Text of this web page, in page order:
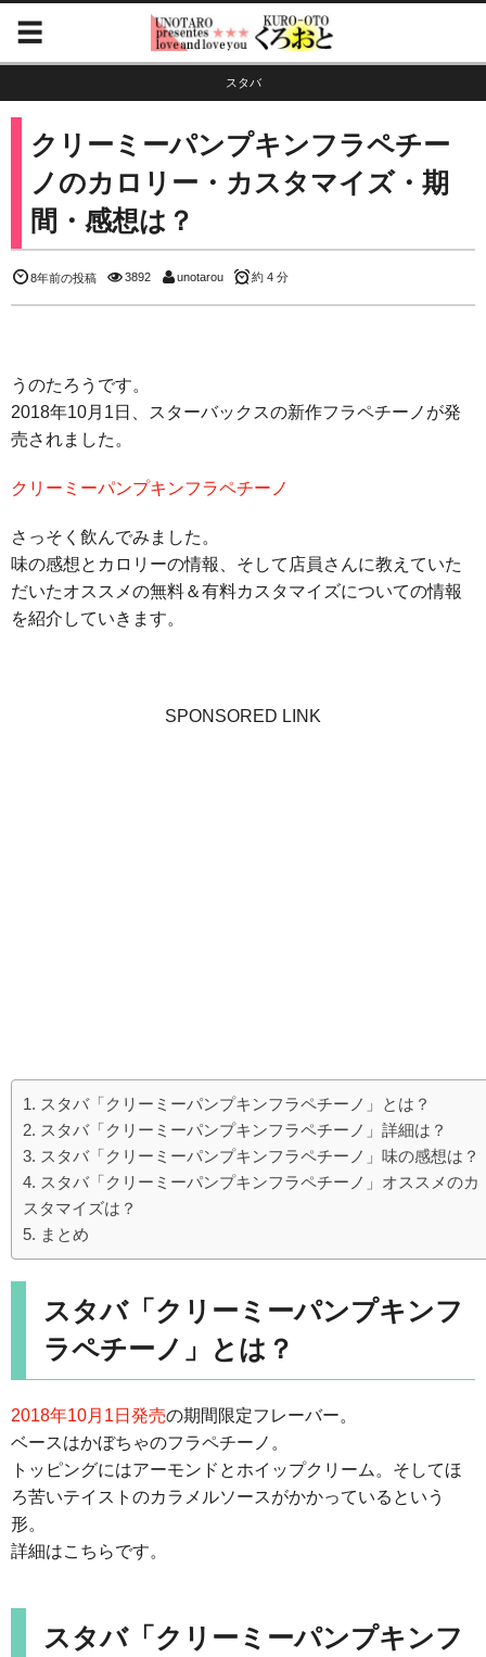
スタバ
クリーミーパンプキンフラペチー
ノのカロリー・カスタマイズ・期
間・感想は？
8年前の投稿 3892 unotarou 約 4 分
うのたろうです。
2018年10月1日、スターバックスの新作フラペチーノが発
売されました。
クリーミーパンプキンフラペチーノ
さっそく飲んでみました。
味の感想とカロリーの情報、そして店員さんに教えていた
だいたオススメの無料＆有料カスタマイズについての情報
を紹介していきます。
SPONSORED LINK
スタバ「クリーミーパンプキンフラペチーノ」とは？
スタバ「クリーミーパンプキンフラペチーノ」詳細は？
スタバ「クリーミーパンプキンフラペチーノ」味の感想は？
スタバ「クリーミーパンプキンフラペチーノ」オススメのカ
スタマイズは？
まとめ
スタバ「クリーミーパンプキンフ
ラペチーノ」とは？
2018年10月1日発売の期間限定フレーバー。
ベースはかぼちゃのフラペチーノ。
トッピングにはアーモンドとホイップクリーム。そしてほ
ろ苦いテイストのカラメルソースがかかっているという
形。
詳細はこちらです。
スタバ「クリーミーパンプキンフ